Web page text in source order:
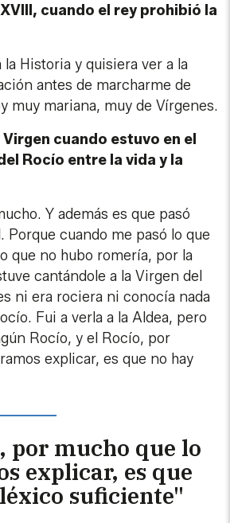
Virgen cuando estuvo en el
Rocío entre la vida y la
Y además es que pasó
Porque cuando me pasó lo que
que no hubo romería, por la
cantándole a la Virgen del
ni era rociera ni conocía nada
Rocío, y el Rocío, por
explicar, es que no hay
por mucho que lo
explicar, es que
suficiente"
andaluza.
con Andalucía viene de muy
de cantar, llevo 35 años de